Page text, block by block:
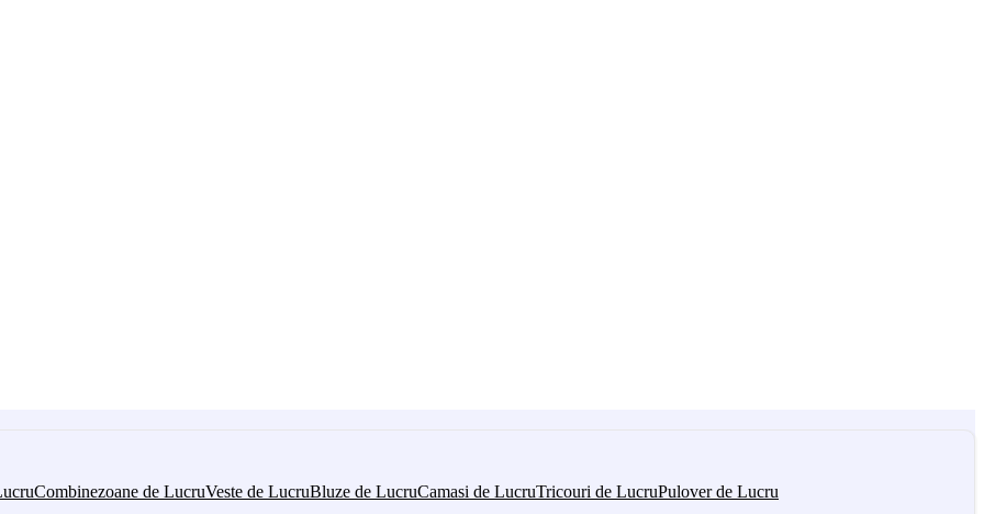
Combinezoane de LucruVeste de LucruBluze de LucruCamasi de LucruTricouri de LucruPulover de Lucru